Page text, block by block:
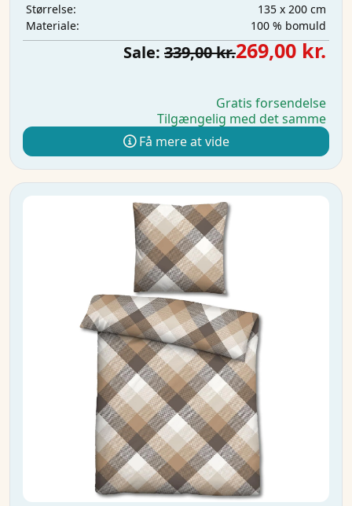
Størrelse:
135 x 200 cm
Materiale:
100 % bomuld
Sale: 339,00 kr.269,00 kr.
Gratis forsendelse
Tilgængelig med det samme
Få mere at vide